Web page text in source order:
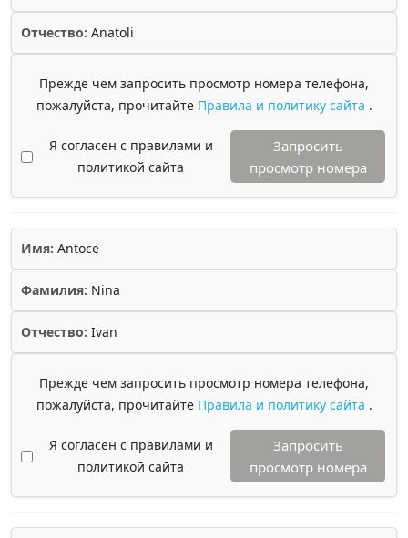
Отчество: Anatoli
Прежде чем запросить просмотр номера телефона,
пожалуйста, прочитайте Правила и политику сайта .
Я согласен с правилами и
политикой сайта
Запросить
просмотр номера
Имя: Antoce
Фамилия: Nina
Отчество: Ivan
Прежде чем запросить просмотр номера телефона,
пожалуйста, прочитайте Правила и политику сайта .
Я согласен с правилами и
политикой сайта
Запросить
просмотр номера